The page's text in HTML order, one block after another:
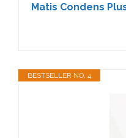
Matis Condens
BESTSELLER NO. 4